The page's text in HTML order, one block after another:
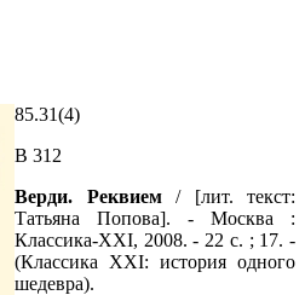
85.31(4)
В 312
Верди. Реквием/ [лит. текст:
Татьяна Попова]. - Москва :
Классика-XXI, 2008. - 22 с. ; 17. -
(Классика XXI: история одного
шедевра).